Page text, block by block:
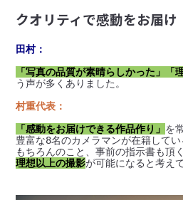
クオリティで感動をお届け
田村：
「写真の品質が素晴らしかった」
「
う声が多くありました。
村重代表：
「感動をお届けできる作品作り」 を
豊富な8名のカメラマンが在籍して
もちろんのこと、事前の指示書も頂
理想以上の撮影が可能になると考え